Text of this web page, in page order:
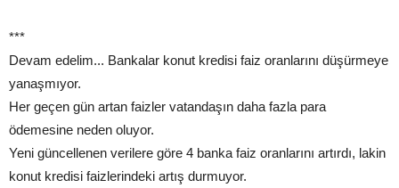
***
Devam edelim... Bankalar konut kredisi faiz oranlarını düşürmeye
yanaşmıyor.
Her geçen gün artan faizler vatandaşın daha fazla para
ödemesine neden oluyor.
Yeni güncellenen verilere göre 4 banka faiz oranlarını artırdı, lakin
konut kredisi faizlerindeki artış durmuyor.